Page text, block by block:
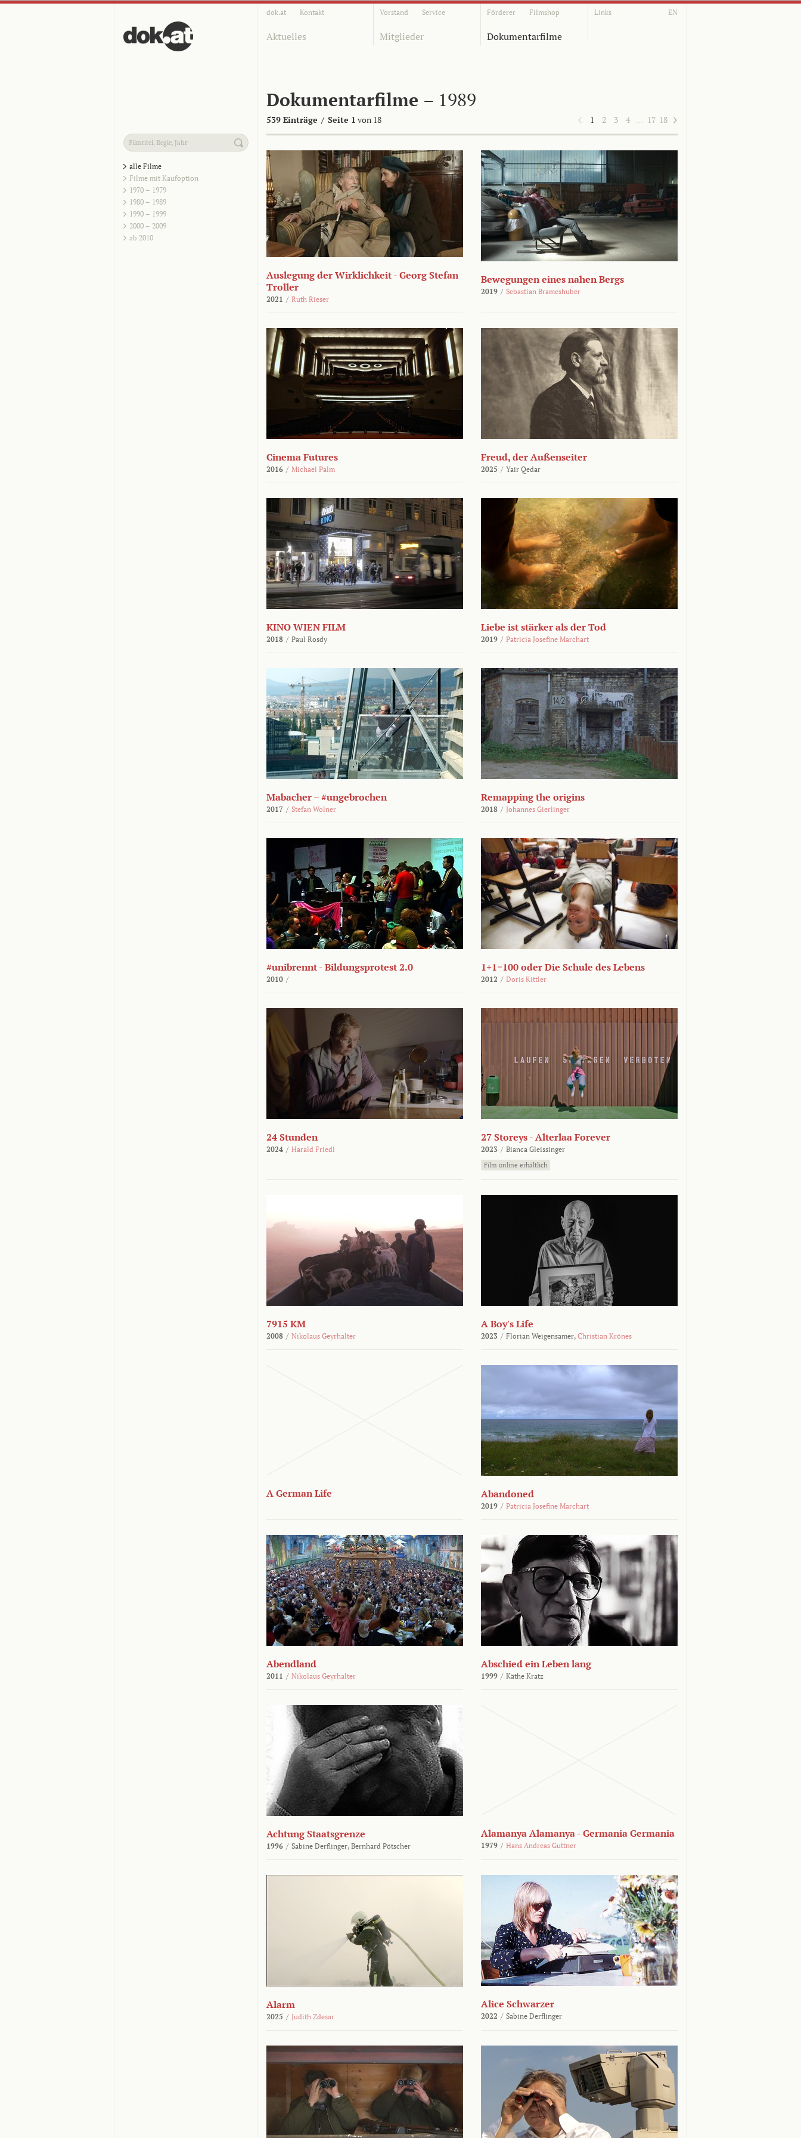
dok.at Kontakt Vorstand Service Förderer Filmshop Links EN
Aktuelles Mitglieder Dokumentarfilme
Dokumentarfilme – 1989
539 Einträge / Seite 1 von 18 1 2 3 4 … 17 18
alle Filme
Filme mit Kaufoption
1970 – 1979
1980 – 1989
1990 – 1999
2000 – 2009
ab 2010
Auslegung der Wirklichkeit - Georg Stefan
Troller
2021 / Ruth Rieser
Bewegungen eines nahen Bergs
2019 / Sebastian Brameshuber
Cinema Futures
2016 / Michael Palm
Freud, der Außenseiter
2025 / Yair Qedar
KINO WIEN FILM
2018 / Paul Rosdy
Liebe ist stärker als der Tod
2019 / Patricia Josefine Marchart
Mabacher – #ungebrochen
2017 / Stefan Wolner
Remapping the origins
2018 / Johannes Gierlinger
#unibrennt - Bildungsprotest 2.0
2010 /
1+1=100 oder Die Schule des Lebens
2012 / Doris Kittler
24 Stunden
2024 / Harald Friedl
27 Storeys - Alterlaa Forever
2023 / Bianca Gleissinger
Film online erhältlich
7915 KM
2008 / Nikolaus Geyrhalter
A Boy's Life
2023 / Florian Weigensamer, Christian Krönes
A German Life Abandoned
2019 / Patricia Josefine Marchart
Abendland
2011 / Nikolaus Geyrhalter
Abschied ein Leben lang
1999 / Käthe Kratz
Achtung Staatsgrenze
1996 / Sabine Derflinger, Bernhard Pötscher
Alamanya Alamanya - Germania Germania
1979 / Hans Andreas Guttner
Alarm
2025 / Judith Zdesar
Alice Schwarzer
2022 / Sabine Derflinger